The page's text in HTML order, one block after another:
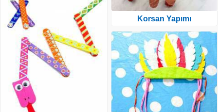
Korsan Yapımı